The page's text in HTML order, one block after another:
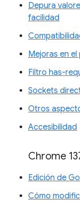
Depura
facilidad
Mejoras en
Filtro has-
Sockets
Otros
Accesibilidad
Chrome
Edición de
Cómo